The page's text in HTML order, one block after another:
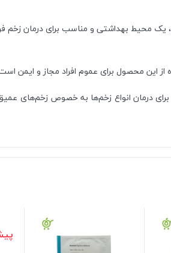
محیط بهداشتی و مناسب برای درمان زخم
این محصول برای عموم افراد مجاز و ایمن
درمان انواع زخم‌ها به خصوص زخم‌های